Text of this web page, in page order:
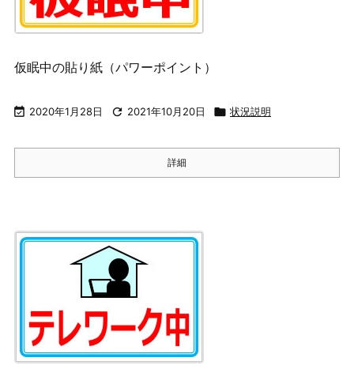
仮眠中の貼り紙（パワーポイント）
 2020年1月28日  2021年10月20日  状況説明
詳細